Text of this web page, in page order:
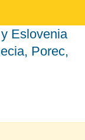
Porec,